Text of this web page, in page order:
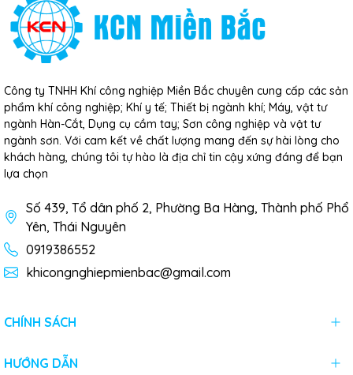
Công ty TNHH Khí công nghiệp Miền Bắc chuyên cung cấp các sản
phẩm khí công nghiệp; Khí y tế; Thiết bị ngành khí; Máy, vật tư
ngành Hàn-Cắt, Dụng cụ cầm tay; Sơn công nghiệp và vật tư
ngành sơn. Với cam kết về chất lượng mang đến sự hài lòng cho
khách hàng, chúng tôi tự hào là địa chỉ tin cậy xứng đáng để bạn
lựa chọn
Số 439, Tổ dân phố 2, Phường Ba Hàng, Thành phố Phổ
Yên, Thái Nguyên
0919386552
khicongnghiepmienbac@gmail.com
CHÍNH SÁCH
HƯỚNG DẪN